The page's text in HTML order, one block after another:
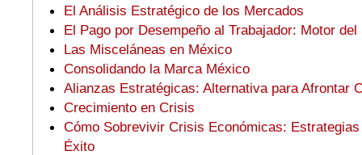
El Análisis Estratégico de los Mercados
El Pago por Desempeño al Trabajador: Motor
Las Misceláneas en México
Consolidando la Marca México
Alianzas Estratégicas: Alternativa para Afrontar
Crecimiento en Crisis
Cómo Sobrevivir Crisis Económicas:
Éxito